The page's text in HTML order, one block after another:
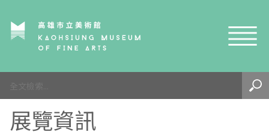
網站導覽
參觀資訊
展覽資訊